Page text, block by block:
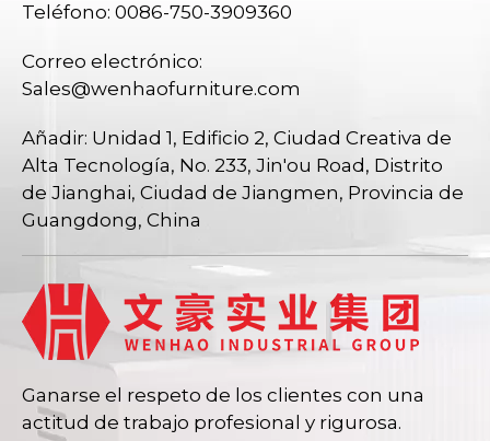
Teléfono: 0086-750-3909360
Correo electrónico:
Sales@wenhaofurniture.com
Añadir: Unidad 1, Edificio 2, Ciudad Creativa de
Alta Tecnología, No. 233, Jin'ou Road, Distrito
de Jianghai, Ciudad de Jiangmen, Provincia de
Guangdong, China
Ganarse el respeto de los clientes con una
actitud de trabajo profesional y rigurosa.